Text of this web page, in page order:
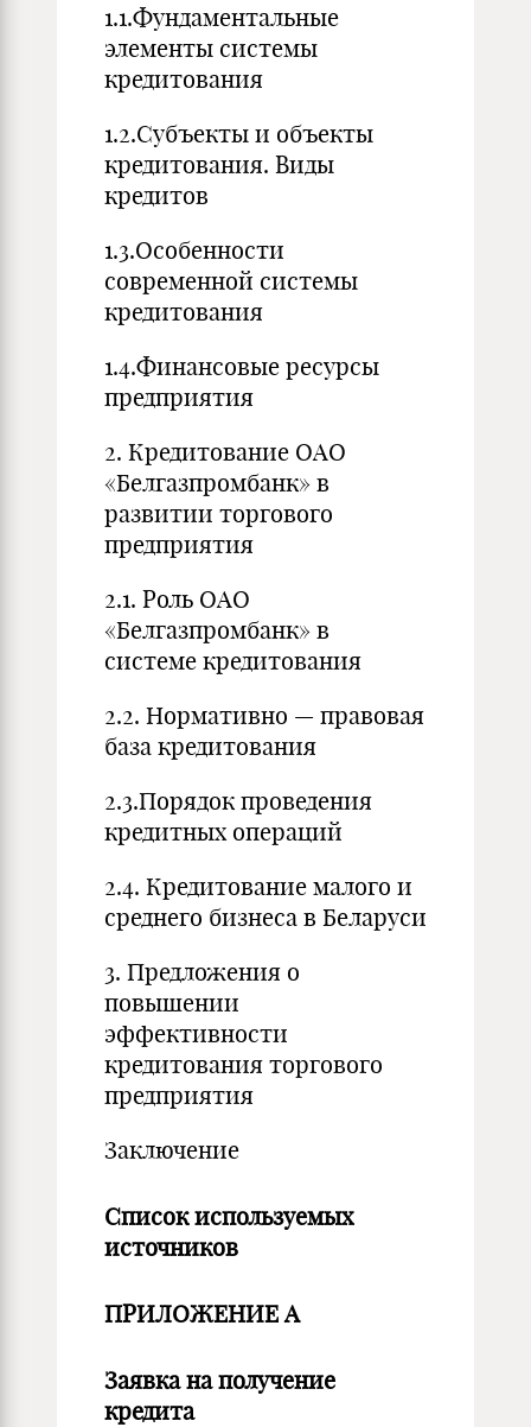
1.1.Фундаментальные
элементы системы
кредитования
1.2.Субъекты и объекты
кредитования. Виды
кредитов
1.3.Особенности
современной системы
кредитования
1.4.Финансовые ресурсы
предприятия
2. Кредитование ОАО
«Белгазпромбанк» в
развитии торгового
предприятия
2.1. Роль ОАО
«Белгазпромбанк» в
системе кредитования
2.2. Нормативно — правовая
база кредитования
2.3.Порядок проведения
кредитных операций
2.4. Кредитование малого и
среднего бизнеса в Беларуси
3. Предложения о
повышении
эффективности
кредитования торгового
предприятия
Заключение
Список используемых
источников
ПРИЛОЖЕНИЕ А
Заявка на получение
кредита